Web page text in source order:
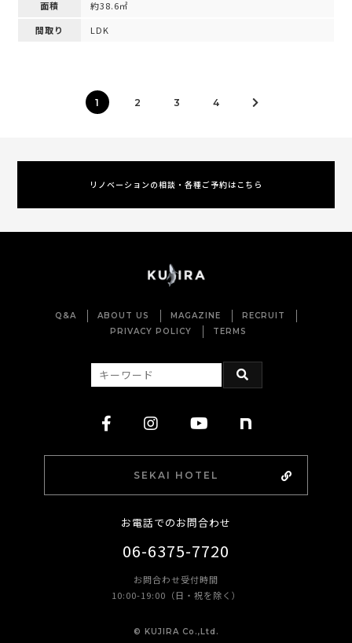
面積
約38.6㎡
間取り
LDK
1 2 3 4
リノベーションの相談・各種ご予約はこちら
Q&A ABOUT US MAGAZINE
RECRUIT
PRIVACY POLICY
TERMS
SEKAI HOTEL
お電話でのお問合わせ
06-6375-7720
お問合わせ受付時間
10:00-19:00（日・祝を除く）
©︎ KUJIRA Co.,Ltd.